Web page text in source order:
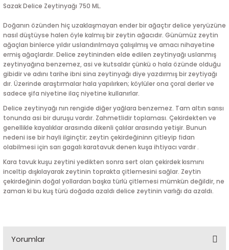
Sazak Delice Zeytinyağı 750 ML.
Doğanın özünden hiç uzaklaşmayan ender bir ağaçtır delice yeryüzüne
nasıl düştüyse halen öyle kalmış bir zeytin ağacıdır. Günümüz zeytin
ağaçları binlerce yıldır uslandırılmaya çalışılmış ve amacı nihayetine
ermiş ağaçlardır. Delice zeytininden elde edilen zeytinyağı uslanmış
zeytinyağına benzemez, asi ve kutsaldır çünkü o hala özünde olduğu
gibidir ve adını tarihe ibni sina zeytinyağı diye yazdırmış bir zeytiyağı
dır. Üzerinde araştırmalar hala yapılırken; köylüler ona çoral derler ve
sadece şifa niyetine ilaç niyetine kullanırlar.
Delice zeytinyağı nın rengide diğer yağlara benzemez. Tam altın sarısı
tonunda asi bir duruşu vardır. Zahmetlidir toplaması. Çekirdekten ve
genellikle kayalıklar arasında dikenli çalılar arasında yetişir. Bunun
nedeni ise bir hayli ilginçtir; zeytin çekirdeğininn çitleyip fidan
olabilmesi için sarı gagalı karatavuk denen kuşa ihtiyacı vardır .
Kara tavuk kuşu zeytini yedikten sonra sert olan çekirdek kısmını
inceltip dışkılayarak zeytinin toprakta çitlemesini sağlar. Zeytin
çekirdeğinin doğal yollardan başka türlü çitlemesi mümkün değildir, ne
zaman ki bu kuş türü doğada azaldı delice zeytinin varlığı da azaldı.
Yorumlar